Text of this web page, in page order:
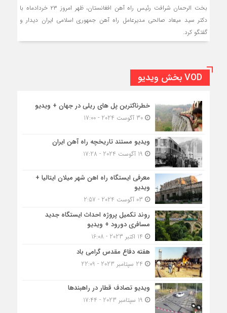
بخت الرحمان شرافت رئیس راه آهن افغانستان، ظهر امروز ۲۳ خردادماه با
دکتر سید میعاد صالحی مدیرعامل راه آهن جمهوری اسلامی ایران دیدار و
گفتگو کرد.
VOD بخش ویدیو
خطرناکترین پل های ریلی در جهان + ویدیو
30 آگوست 2024 - 17:00
ویدیو مستند تاریخچه راه آهن ایران
معرفی ایستگاه راه اهن شهر میلان ایتالیا +
ویدیو
روند تکمیل پروژه احداث ایستگاه جدید
مسافری دورود + ویدیو
هفته دفاع مقدس گرامی باد
ویدیو تصادف قطار در راهبندها